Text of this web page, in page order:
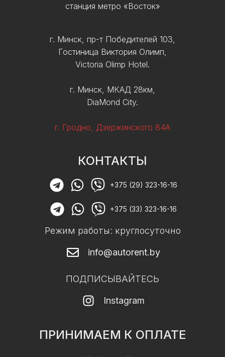
станция метро «Восток»
г. Минск, пр-т Победителей 103,
Гостиница Виктория Олимп,
Victoria Olimp Hotel.
г. Минск, МКАД 28км,
DiaMond City.
г. Гродно, Дзержинского 84А
КОНТАКТЫ
+375 (29) 323-16-16
+375 (33) 323-16-16
Режим работы: круглосуточно
info@autorent.by
ПОДПИСЫВАЙТЕСЬ
Instagram
ПРИНИМАЕМ К ОПЛАТЕ